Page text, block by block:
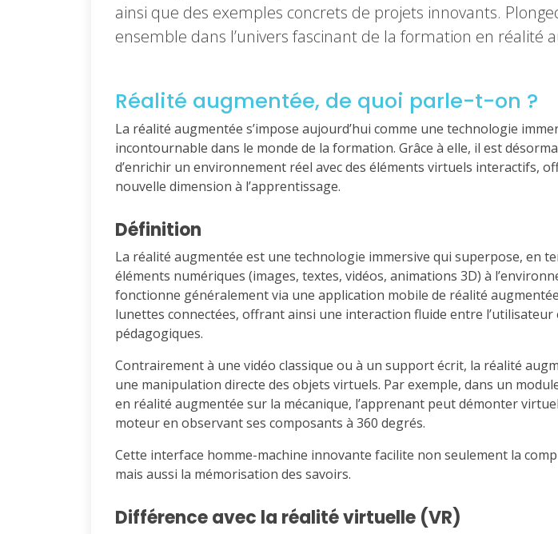
ainsi que des exemples concrets de projets innovants.
ensemble dans l’univers fascinant de la formation en réalité
Réalité augmentée, de quoi parle-t-on ?
La réalité augmentée s’impose aujourd’hui comme une technologie
incontournable dans le monde de la formation. Grâce à elle, il est
d’enrichir un environnement réel avec des éléments virtuels interactifs,
nouvelle dimension à l’apprentissage.
Définition
La réalité augmentée est une technologie immersive qui superpose, en
éléments numériques (images, textes, vidéos, animations 3D) à
fonctionne généralement via une application mobile de réalité augmentée
lunettes connectées, offrant ainsi une interaction fluide entre l’utilisateur
pédagogiques.
Contrairement à une vidéo classique ou à un support écrit, la réalité
une manipulation directe des objets virtuels. Par exemple, dans un
en réalité augmentée sur la mécanique, l’apprenant peut démonter
moteur en observant ses composants à 360 degrés.
Cette interface homme-machine innovante facilite non seulement la
mais aussi la mémorisation des savoirs.
Différence avec la réalité virtuelle (VR)